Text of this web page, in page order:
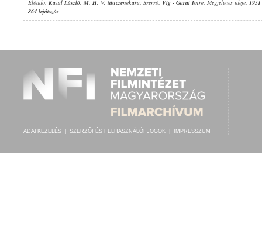
Előadó: Kazal László, M. H. V. tánczenekara; Szerző: Víg - Garai Imre; Megjelenés ideje:
864 lejátszás
ADATKEZELÉS SZERZŐI ÉS FELHASZNÁLÓI JOGOK IMPRESSZUM